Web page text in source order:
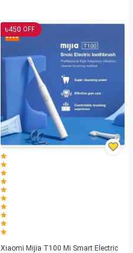
৳450 OFF
Xiaomi Mijia T100 Mi Smart Electric